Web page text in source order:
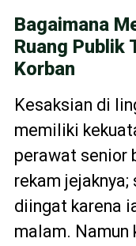
Bagaimana
Ruang Publik
Korban
Kesaksian di
memiliki
perawat senior
rekam
diingat karena
malam. Namun